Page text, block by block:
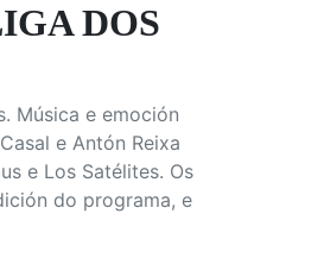
DOS
Música e emoción
e Antón Reixa
e Los Satélites. Os
do programa, e